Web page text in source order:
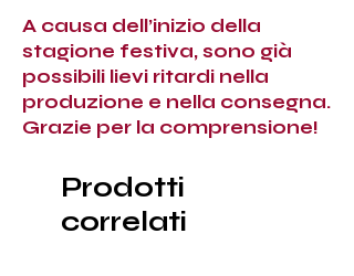
A causa dell’inizio della
stagione festiva, sono già
possibili lievi ritardi nella
produzione e nella consegna.
Grazie per la comprensione!
Prodotti
correlati